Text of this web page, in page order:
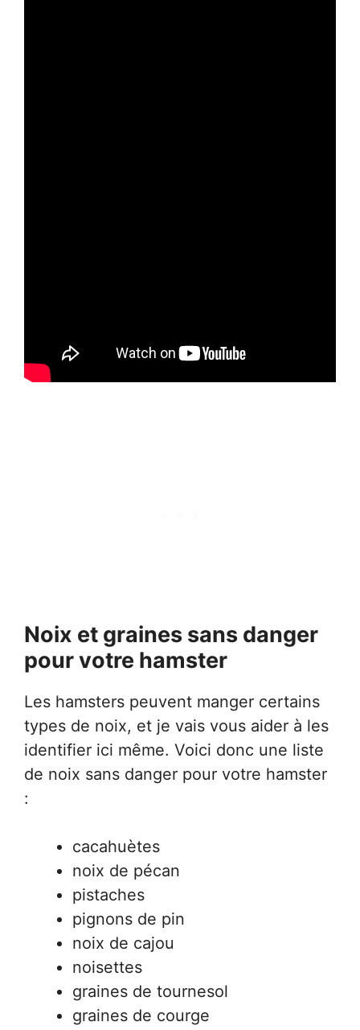
Noix et graines sans danger
pour votre hamster
Les hamsters peuvent manger certains
types de noix, et je vais vous aider à les
identifier ici même. Voici donc une liste
de noix sans danger pour votre hamster
:
cacahuètes
noix de pécan
pistaches
pignons de pin
noix de cajou
noisettes
graines de tournesol
graines de courge